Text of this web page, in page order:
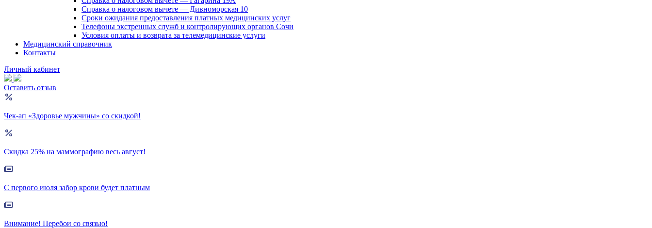
Справка о налоговом вычете — Дивноморская 10
Сроки ожидания предоставления платных медицинских услуг
Телефоны экстренных служб и контролирующих органов Сочи
Условия оплаты и возврата за телемедицинские услуги
Медицинский справочник
Контакты
Личный кабинет
Оставить отзыв
Чек-ап «Здоровье мужчины» со скидкой!
Скидка 25% на маммографию весь август!
С первого июля забор крови будет платным
Внимание! Перебои со связью!